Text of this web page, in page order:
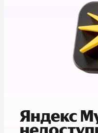
Яндекс